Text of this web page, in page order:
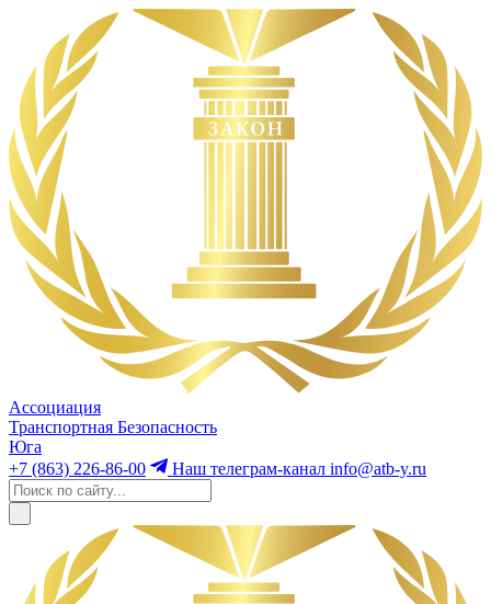
Ассоциация
Транспортная Безопасность
Юга
+7 (863) 226-86-00
Наш телеграм-канал info@atb-y.ru